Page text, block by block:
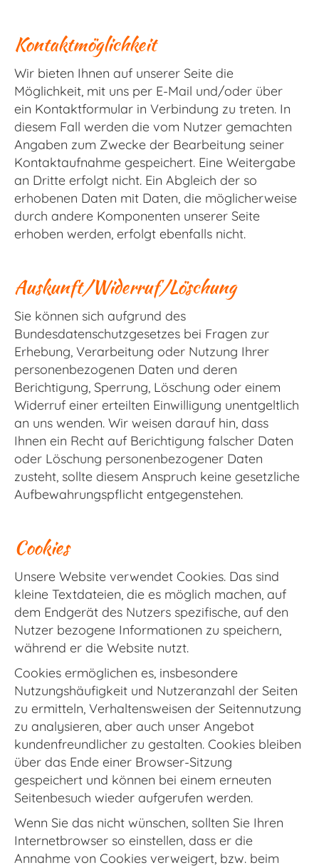
Kontaktmöglichkeit
Wir bieten Ihnen auf unserer Seite die
Möglichkeit, mit uns per E-Mail und/oder über
ein Kontaktformular in Verbindung zu treten. In
diesem Fall werden die vom Nutzer gemachten
Angaben zum Zwecke der Bearbeitung seiner
Kontaktaufnahme gespeichert. Eine Weitergabe
an Dritte erfolgt nicht. Ein Abgleich der so
erhobenen Daten mit Daten, die möglicherweise
durch andere Komponenten unserer Seite
erhoben werden, erfolgt ebenfalls nicht.
Auskunft/Widerruf/Löschung
Sie können sich aufgrund des
Bundesdatenschutzgesetzes bei Fragen zur
Erhebung, Verarbeitung oder Nutzung Ihrer
personenbezogenen Daten und deren
Berichtigung, Sperrung, Löschung oder einem
Widerruf einer erteilten Einwilligung unentgeltlich
an uns wenden. Wir weisen darauf hin, dass
Ihnen ein Recht auf Berichtigung falscher Daten
oder Löschung personenbezogener Daten
zusteht, sollte diesem Anspruch keine gesetzliche
Aufbewahrungspflicht entgegenstehen.
Cookies
Unsere Website verwendet Cookies. Das sind
kleine Textdateien, die es möglich machen, auf
dem Endgerät des Nutzers spezifische, auf den
Nutzer bezogene Informationen zu speichern,
während er die Website nutzt.
Cookies ermöglichen es, insbesondere
Nutzungshäufigkeit und Nutzeranzahl der Seiten
zu ermitteln, Verhaltensweisen der Seitennutzung
zu analysieren, aber auch unser Angebot
kundenfreundlicher zu gestalten. Cookies bleiben
über das Ende einer Browser-Sitzung
gespeichert und können bei einem erneuten
Seitenbesuch wieder aufgerufen werden.
Wenn Sie das nicht wünschen, sollten Sie Ihren
Internetbrowser so einstellen, dass er die
Annahme von Cookies verweigert, bzw. beim